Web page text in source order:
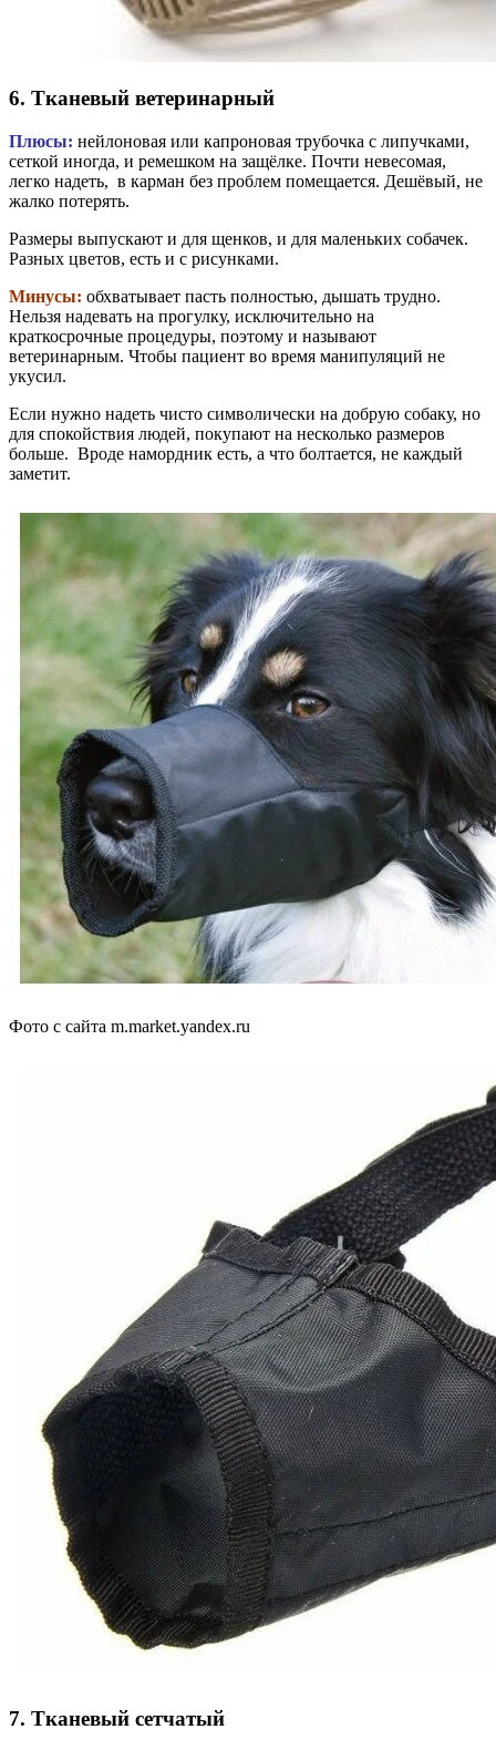
6. Тканевый ветеринарный
Плюсы: нейлоновая или капроновая трубочка с липучками,
сеткой иногда, и ремешком на защёлке. Почти невесомая,
легко надеть, в карман без проблем помещается. Дешёвый, не
жалко потерять.
Размеры выпускают и для щенков, и для маленьких собачек.
Разных цветов, есть и с рисунками.
Минусы: обхватывает пасть полностью, дышать трудно.
Нельзя надевать на прогулку, исключительно на
краткосрочные процедуры, поэтому и называют
ветеринарным. Чтобы пациент во время манипуляций не
укусил.
Если нужно надеть чисто символически на добрую собаку, но
для спокойствия людей, покупают на несколько размеров
больше. Вроде намордник есть, а что болтается, не каждый
заметит.
Фото с сайта m.market.yandex.ru
7. Тканевый сетчатый